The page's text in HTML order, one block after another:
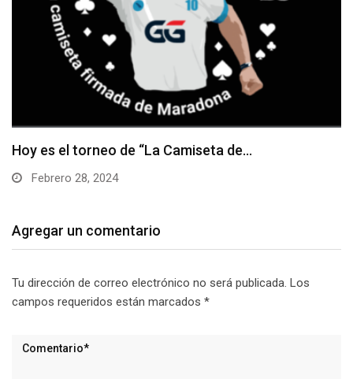
Hoy es el torneo de “La Camiseta de…
Febrero 28, 2024
Agregar un comentario
Tu dirección de correo electrónico no será publicada. Los
campos requeridos están marcados *